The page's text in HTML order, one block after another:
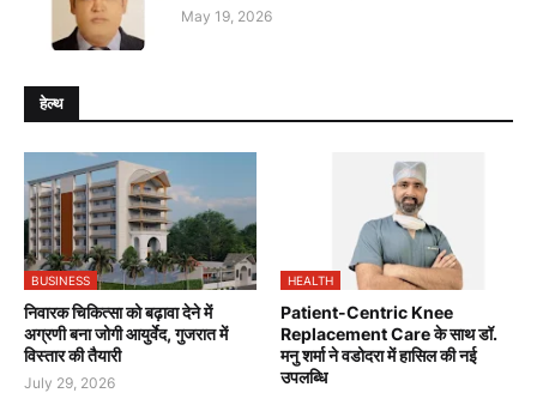
May 19, 2026
हेल्थ
BUSINESS
निवारक चिकित्सा को बढ़ावा देने में
अग्रणी बना जोगी आयुर्वेद, गुजरात में
विस्तार की तैयारी
July 29, 2026
HEALTH
Patient-Centric Knee
Replacement Care के साथ डॉ.
मनु शर्मा ने वडोदरा में हासिल की नई
उपलब्धि